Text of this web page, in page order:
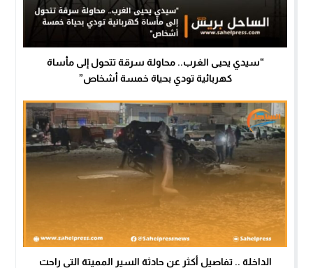
“سيدي يحيى الغرب.. محاولة سرقة تتحول إلى مأساة
كهربائية تودي بحياة خمسة أشخاص”
الداخلة .. تفاصيل أكثر عن حادثة السير المميتة التي راحت